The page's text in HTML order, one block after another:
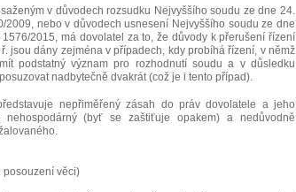
v důvodech rozsudku Nejvyššího soudu ze dne 24.
2009, nebo v důvodech usnesení Nejvyššího soudu ze dne
2015, má dovolatel za to, že důvody k přerušení řízení
jsou dány zejména v případech, kdy probíhá řízení, v němž
podstatný význam pro rozhodnutí soudu a v důsledku
nadbytečně dvakrát (což je i tento případ).
nepřiměřený zásah do práv dovolatele a jeho
nehospodárný (byť se zaštiťuje opakem) a nedůvodně
posouzení věci)